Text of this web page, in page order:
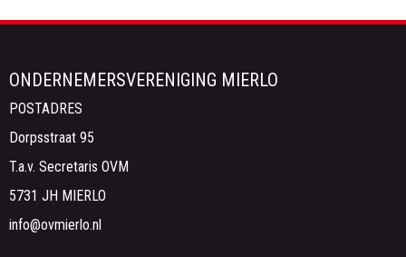
ONDERNEMERSVERENIGING MIERLO
POSTADRES
Dorpsstraat 95
T.a.v. Secretaris OVM
5731 JH MIERLO
ofni@ovmierlo.nl